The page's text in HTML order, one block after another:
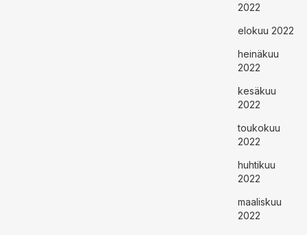
2022
elokuu 2022
heinäkuu
2022
kesäkuu
2022
toukokuu
2022
huhtikuu
2022
maaliskuu
2022